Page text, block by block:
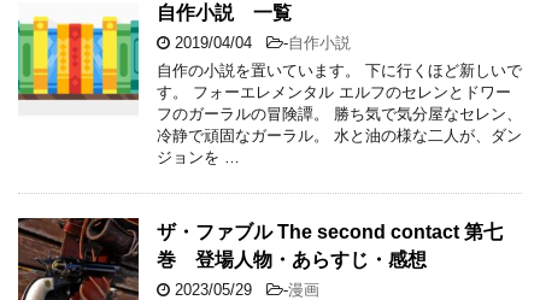
自作小説 一覧
2019/04/04 -自作小説
自作の小説を置いています。 下に行くほど新しいで
す。 フォーエレメンタル エルフのセレンとドワー
フのガーラルの冒険譚。 勝ち気で気分屋なセレン、
冷静で頑固なガーラル。 水と油の様な二人が、ダン
ジョンを …
ザ・ファブル The second contact 第七
巻 登場人物・あらすじ・感想
2023/05/29 -漫画